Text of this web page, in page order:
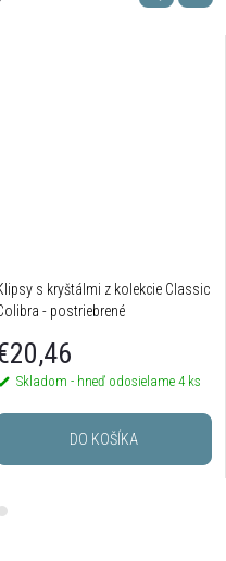
s kryštálmi z kolekcie Classic
- postriebrené
Skladom - hneď odosielame 4 ks
DO KOŠÍKA